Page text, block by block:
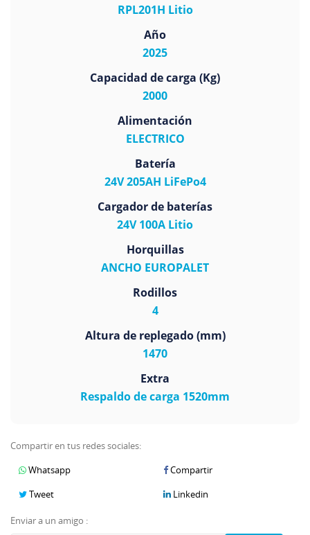
RPL201H Litio
Año
2025
Capacidad de carga (Kg)
2000
Alimentación
ELECTRICO
Batería
24V 205AH LiFePo4
Cargador de baterías
24V 100A Litio
Horquillas
ANCHO EUROPALET
Rodillos
4
Altura de replegado (mm)
1470
Extra
Respaldo de carga 1520mm
Compartir en tus redes sociales:
Whatsapp
Compartir
Tweet
Linkedin
Enviar a un amigo :